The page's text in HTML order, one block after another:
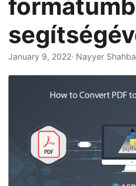
n
January 9, 2022· Nayyer